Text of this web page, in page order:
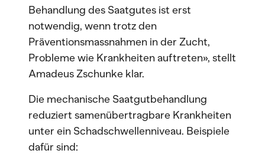
Behandlung des Saatgutes ist erst
notwendig, wenn trotz den
Präventionsmassnahmen in der Zucht,
Probleme wie Krankheiten auftreten», stellt
Amadeus Zschunke klar.
Die mechanische Saatgutbehandlung
reduziert samenübertragbare Krankheiten
unter ein Schadschwellenniveau. Beispiele
dafür sind: